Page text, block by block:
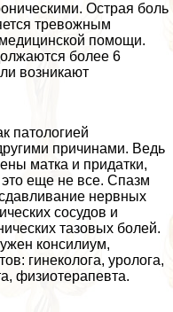
Острая боль
тревожным
помощи.
более 6
возникают
патологией
причинами. Ведь
матка и придатки,
еще не все. Спазм
нервных
сосудов и
тазовых болей.
консилиум,
гинеколога, уролога,
физиотерапевта.